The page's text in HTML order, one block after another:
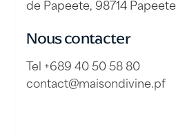
de Papeete, 98714 Papeete
Nous contacter
Tel +689 40 50 58 80
contact@maisondivine.pf